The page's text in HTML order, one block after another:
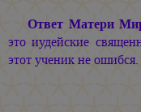
Ответ Матери
это иудейские
этот ученик не ошибся.